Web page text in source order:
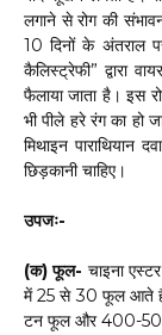
लगाने से रोग की
10 दिनों के अंतराल
कैलिस्ट्रेफी” द्वारा
फैलाया जाता है। इस
भी पीले हरे रंग का हो
मिथाइन पाराथियान
छिड़कानी चाहिए।
उपजः-
(क) फूल- चाइना
में 25 से 30 फूल आते
टन फूल और 400-